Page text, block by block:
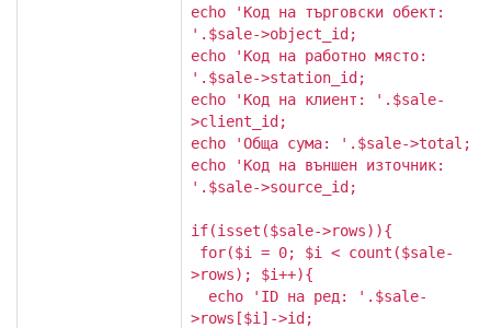
echo 'Код на търговски обект:
'.$sale->object_id;
echo 'Код на работно място:
'.$sale->station_id;
echo 'Код на клиент: '.$sale-
>client_id;
echo 'Обща сума: '.$sale->total;
echo 'Код на външен източник:
'.$sale->source_id;
if(isset($sale->rows)){
for($i = 0; $i < count($sale-
>rows); $i++){
echo 'ID на ред: '.$sale-
>rows[$i]->id;